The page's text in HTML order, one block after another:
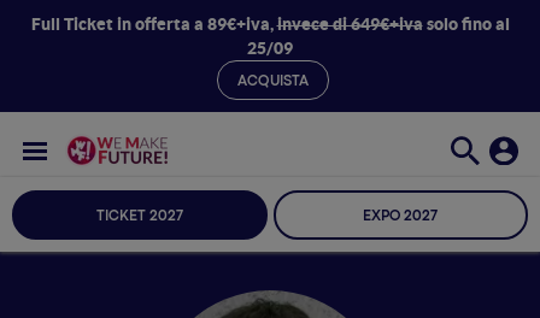
Full Ticket in offerta a 89€+iva,invece di 649€+ivasolo fino al
25/09
ACQUISTA
TICKET 2027 EXPO 2027